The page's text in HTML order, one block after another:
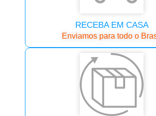
RECEBA EM CASA
Enviamos para todo o